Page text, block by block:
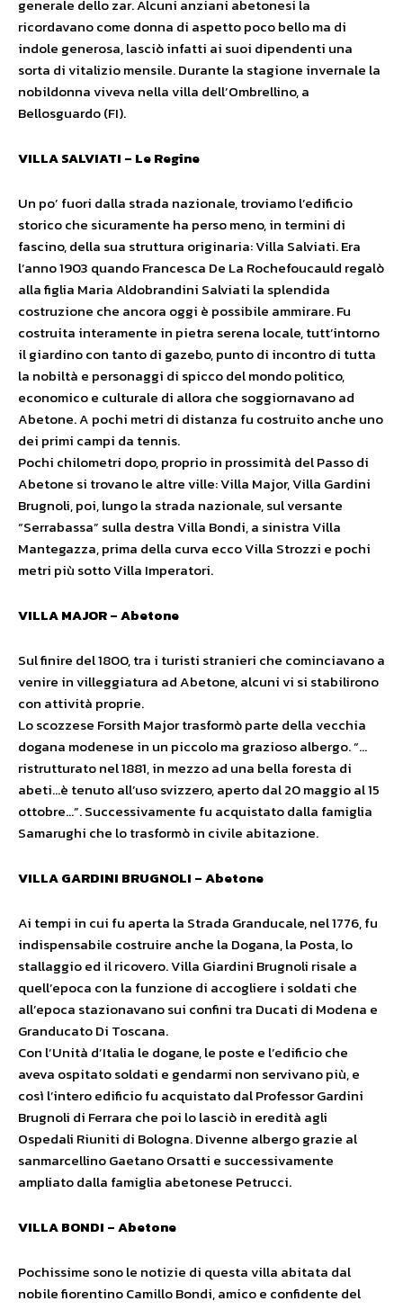
generale dello zar. Alcuni anziani abetonesi la
ricordavano come donna di aspetto poco bello ma di
indole generosa, lasciò infatti ai suoi dipendenti una
sorta di vitalizio mensile. Durante la stagione invernale la
nobildonna viveva nella villa dell’Ombrellino, a
Bellosguardo (FI).
VILLA SALVIATI – Le Regine
Un po’ fuori dalla strada nazionale, troviamo l’edificio
storico che sicuramente ha perso meno, in termini di
fascino, della sua struttura originaria: Villa Salviati. Era
l’anno 1903 quando Francesca De La Rochefoucauld regalò
alla figlia Maria Aldobrandini Salviati la splendida
costruzione che ancora oggi è possibile ammirare. Fu
costruita interamente in pietra serena locale, tutt’intorno
il giardino con tanto di gazebo, punto di incontro di tutta
la nobiltà e personaggi di spicco del mondo politico,
economico e culturale di allora che soggiornavano ad
Abetone. A pochi metri di distanza fu costruito anche uno
dei primi campi da tennis.
Pochi chilometri dopo, proprio in prossimità del Passo di
Abetone si trovano le altre ville: Villa Major, Villa Gardini
Brugnoli, poi, lungo la strada nazionale, sul versante
“Serrabassa” sulla destra Villa Bondi, a sinistra Villa
Mantegazza, prima della curva ecco Villa Strozzi e pochi
metri più sotto Villa Imperatori.
VILLA MAJOR – Abetone
Sul finire del 1800, tra i turisti stranieri che cominciavano a
venire in villeggiatura ad Abetone, alcuni vi si stabilirono
con attività proprie.
Lo scozzese Forsith Major trasformò parte della vecchia
dogana modenese in un piccolo ma grazioso albergo. “…
ristrutturato nel 1881, in mezzo ad una bella foresta di
abeti…è tenuto all’uso svizzero, aperto dal 20 maggio al 15
ottobre…”. Successivamente fu acquistato dalla famiglia
Samarughi che lo trasformò in civile abitazione.
VILLA GARDINI BRUGNOLI – Abetone
Ai tempi in cui fu aperta la Strada Granducale, nel 1776, fu
indispensabile costruire anche la Dogana, la Posta, lo
stallaggio ed il ricovero. Villa Giardini Brugnoli risale a
quell’epoca con la funzione di accogliere i soldati che
all’epoca stazionavano sui confini tra Ducati di Modena e
Granducato Di Toscana.
Con l’Unità d’Italia le dogane, le poste e l’edificio che
aveva ospitato soldati e gendarmi non servivano più, e
così l’intero edificio fu acquistato dal Professor Gardini
Brugnoli di Ferrara che poi lo lasciò in eredità agli
Ospedali Riuniti di Bologna. Divenne albergo grazie al
sanmarcellino Gaetano Orsatti e successivamente
ampliato dalla famiglia abetonese Petrucci.
VILLA BONDI – Abetone
Pochissime sono le notizie di questa villa abitata dal
nobile fiorentino Camillo Bondi, amico e confidente del